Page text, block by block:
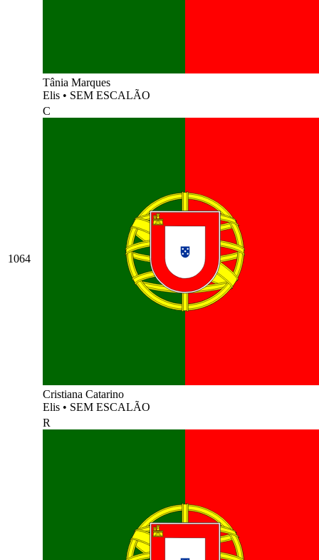
Tânia Marques
Elis • SEM ESCALÃO
1064
C
Cristiana Catarino
Elis • SEM ESCALÃO
R